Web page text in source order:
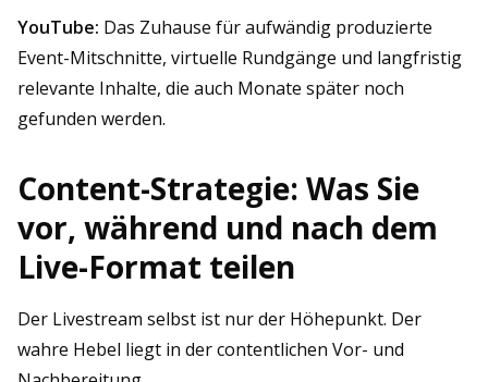
YouTube: Das Zuhause für aufwändig produzierte
Event-Mitschnitte, virtuelle Rundgänge und langfristig
relevante Inhalte, die auch Monate später noch
gefunden werden.
Content-Strategie: Was Sie
vor, während und nach dem
Live-Format teilen
Der Livestream selbst ist nur der Höhepunkt. Der
wahre Hebel liegt in der contentlichen Vor- und